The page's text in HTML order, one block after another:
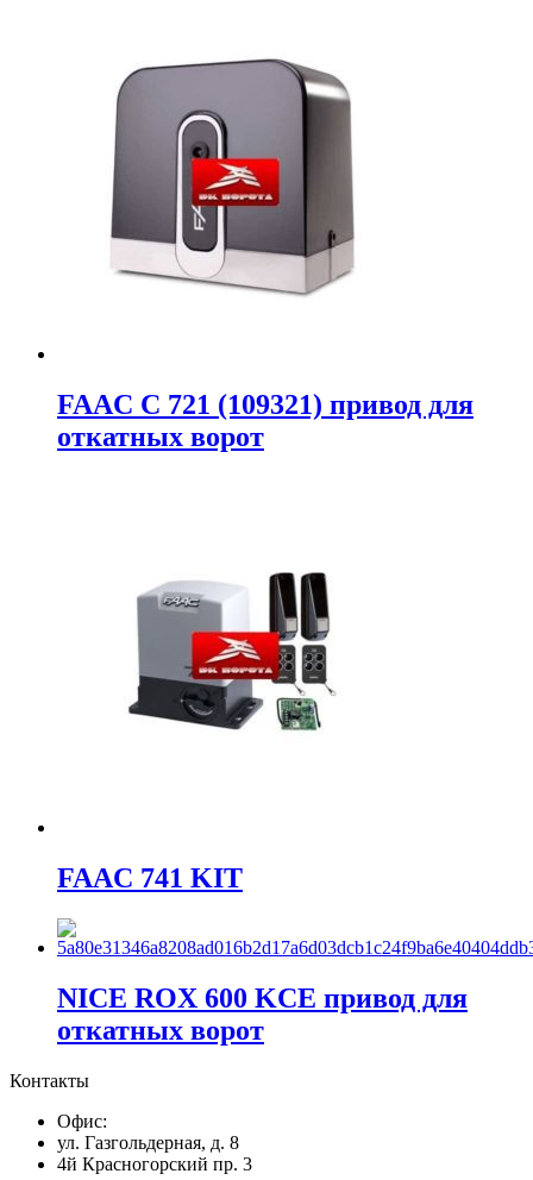
FAAC C 721 (109321) привод для
откатных ворот
FAAC 741 KIT
NICE ROX 600 KСЕ привод для
откатных ворот
Контакты
Офис:
ул. Газгольдерная, д. 8
4й Красногорский пр. 3